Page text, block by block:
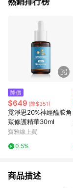
降價
$649 (降$351)
霓淨思20%神經醯胺角
鯊修護精華30ml
寶雅線上買
0.5%
商品描述